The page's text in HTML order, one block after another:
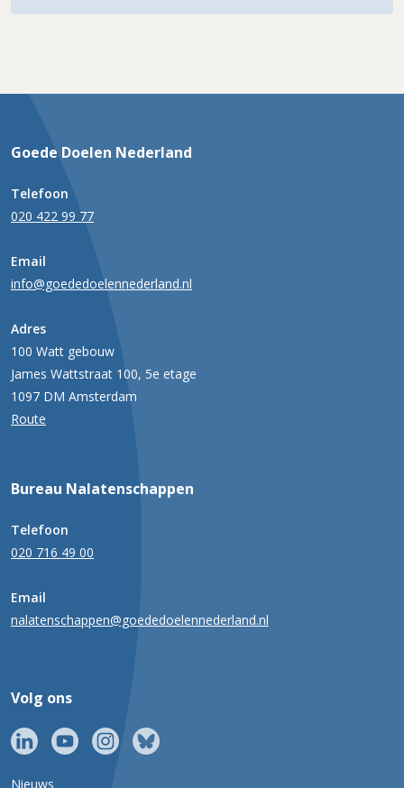
Goede Doelen Nederland
Telefoon
020 422 99 77
Email
info@goededoelennederland.nl
Adres
100 Watt gebouw
James Wattstraat 100, 5e etage
1097 DM Amsterdam
Route
Bureau Nalatenschappen
Telefoon
020 716 49 00
Email
nalatenschappen@goededoelennederland.nl
Volg ons
Nieuws